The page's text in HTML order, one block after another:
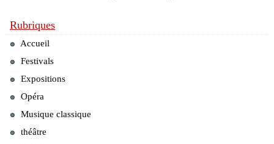
Rubriques
Accueil
Festivals
Expositions
Opéra
Musique classique
théâtre